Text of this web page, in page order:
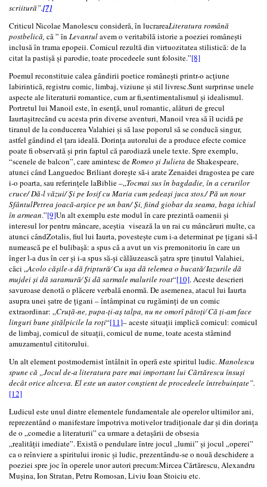
scriitură”.[7]
Criticul Nicolae Manolescu consideră, în lucrareaLiteratura română
postbelică, că ” în Levantulavem o veritabilă istorie a poeziei românești
inclusă în trama epopeii. Comicul rezultă din virtuozitatea stilistică: de la
citat la pastișă și parodie, toate procedeele sunt folosite.”[8]
Poemul reconstituie calea gândirii poetice românești printr-o acțiune
labirintică, registru comic, limbaj, viziune și stil livresc.Sunt surprinse unele
aspecte ale literaturii romantice, cum ar fi,sentimentalismul și idealismul.
Portretul lui Manoil este, în esență, unul romantic, alături de grecul
Iaurtașitrecând cu acesta prin diverse aventuri, Manoil vrea să îl ucidă pe
tiranul de la conducerea Valahiei și să lase poporul să se conducă singur,
astfel gândind el țara ideală. Dorința autorului de a produce efecte comice
poate fi observată și prin faptul că parodiază unele texte. Spre exemplu,
“scenele de balcon”, care amintesc deRomeo și Julieta de Shakespeare,
atunci când Languedoc Briliant dorește să-i arate Zenaidei dragostea pe care
i-o poarta, sau referințele laBiblie –„Tocmai sus în bagdadie, în a cerurilor
cruce/ Dă-l văzui/ Și pe Iosif cu Maria cum ședeași juca stos./ Pă un nour
SfântulPetrea joacă-arșice pe un ban/ Și, fiind giobar da seama, baga ichiul
în armean.”[9]Un alt exemplu este modul în care prezintă oamenii și
interesul lor pentru mâncare, aceștia visează la un rai cu mâncăruri multe, ca
atunci cândZotalis, fiul lui Iaurta, povestește cum i-a determinat pe ţigani să-l
numească pe el bulibaşă: a spus că a avut un vis premonitoriu în care un
înger l-a dus în cer și i-a spus să-și călăuzească şatra spre ținutul Valahiei,
căci „Acolo cășile-s dă friptură⁄ Cu uşa dă telemea o bucată⁄ Iazurile dă
mujdei și dă saramură⁄ Și dă sarmale malurile roat“[10]. Aceste descrieri
savuroase denotă o plăcere verbală enormă. De asemenea, atacul lui Iaurta
asupra unei șatre de ţigani – întâmpinat cu rugăminți de un comic
extraordinar: „Cruță-ne, pupa-ți-aș talpa, nu ne omorî pătoți⁄ Că ți-am face
linguri bune șitălpicile la roți“[11]– aceste situații implică comicul: comicul
de limbaj, comicul de situații, comicul de nume, toate acesta stârnind
amuzamentul cititorului.
Un alt element postmodernist întâlnit în operă este spiritul ludic.Manolescu
spune că „Jocul de-a literatura pare mai important lui Cărtărescu însuși
decât orice altceva. El este un autor conștient de procedeele întrebuințate”.
[12]
Ludicul este unul dintre elementele fundamentale ale operelor ultimilor ani,
reprezentând o manifestare împotriva motivelor tradiționale dar și din dorința
de o „comedie a literaturii” ca urmare a detașării de obsesia
„realității imediate”. Există o pendulare între jocul „lumii” și jocul „operei”
ca o reînviere a spiritului ironic și ludic, prezentându-se o nouă deschidere a
poeziei spre joc în operele unor autori precum:Mircea Cărtărescu, Alexandru
Mușina, Ion Stratan, Petru Romosan, Liviu Ioan Stoiciu etc.